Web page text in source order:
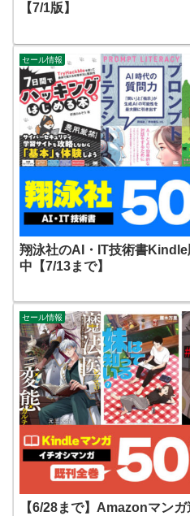
【7/1版】
セール情報
翔泳社のAI・IT技術書
中【7/13まで】
セール情報
【6/28まで】Amazonマン